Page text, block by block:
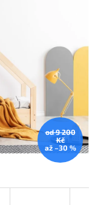
od 9 200
Kč
až –30 %